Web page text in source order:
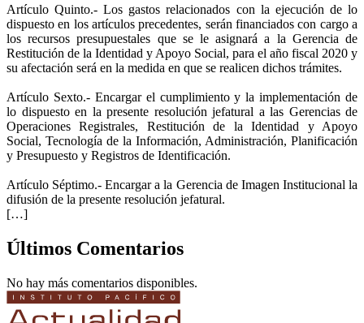
Artículo Quinto.-Los gastos relacionados con la ejecución de lo
dispuesto en los artículos precedentes, serán financiados con cargo a
los recursos presupuestales que se le asignará a la Gerencia de
Restitución de la Identidad y Apoyo Social, para el año fiscal 2020 y
su afectación será en la medida en que se realicen dichos trámites.
Artículo Sexto.- Encargar el cumplimiento y la implementación de
lo dispuesto en la presente resolución jefatural a las Gerencias de
Operaciones Registrales, Restitución de la Identidad y Apoyo
Social, Tecnología de la Información, Administración, Planificación
y Presupuesto y Registros de Identificación.
Artículo Séptimo.-Encargar a la Gerencia de Imagen Institucional la
difusión de la presente resolución jefatural.
[…]
Últimos Comentarios
No hay más comentarios disponibles.